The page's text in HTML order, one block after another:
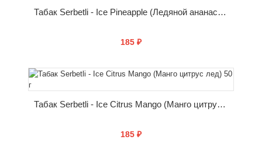
Табак Serbetli - Ice Pineapple (Ледяной ананас) 50 г
185 ₽
КУПИТЬ
Табак Serbetli - Ice Citrus Mango (Манго цитрус лед) 50 г
185 ₽